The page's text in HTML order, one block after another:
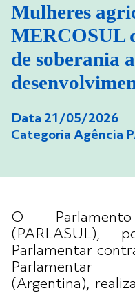
Mulheres
MERCOSUL
de soberania
Data 21/05/2026
Categoria Agência
O
(PARLASUL),
Parlamentar
Parlamentar
(Argentina),